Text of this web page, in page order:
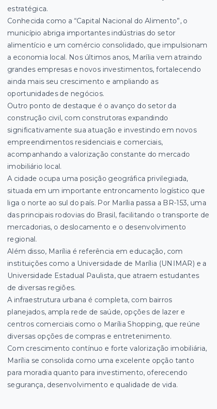
estratégica.
Conhecida como a “Capital Nacional do Alimento”, o
município abriga importantes indústrias do setor
alimentício e um comércio consolidado, que impulsionam
a economia local. Nos últimos anos, Marília vem atraindo
grandes empresas e novos investimentos, fortalecendo
ainda mais seu crescimento e ampliando as
oportunidades de negócios.
Outro ponto de destaque é o avanço do setor da
construção civil, com construtoras expandindo
significativamente sua atuação e investindo em novos
empreendimentos residenciais e comerciais,
acompanhando a valorização constante do mercado
imobiliário local.
A cidade ocupa uma posição geográfica privilegiada,
situada em um importante entroncamento logístico que
liga o norte ao sul do país. Por Marília passa a BR-153, uma
das principais rodovias do Brasil, facilitando o transporte de
mercadorias, o deslocamento e o desenvolvimento
regional.
Além disso, Marília é referência em educação, com
instituições como a Universidade de Marília (UNIMAR) e a
Universidade Estadual Paulista, que atraem estudantes
de diversas regiões.
A infraestrutura urbana é completa, com bairros
planejados, ampla rede de saúde, opções de lazer e
centros comerciais como o Marília Shopping, que reúne
diversas opções de compras e entretenimento.
Com crescimento contínuo e forte valorização imobiliária,
Marília se consolida como uma excelente opção tanto
para moradia quanto para investimento, oferecendo
segurança, desenvolvimento e qualidade de vida.